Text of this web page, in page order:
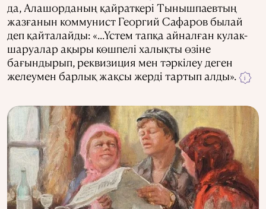
да, Алашорданың қайраткері Тынышпаевтың
жазғанын коммунист Георгий Сафаров былай
деп қайталайды: «...Үстем ​​тапқа айналған кулак-
шаруалар ақыры көшпелі халықты өзіне
бағындырып, реквизиция мен тәркілеу деген
желеумен барлық жақсы жерді тартып алды».
i